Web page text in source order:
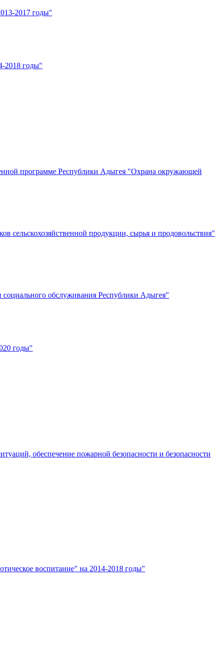
2017 годы"
2018 годы"
программе Республики Адыгея "Охрана окружающей
сельскохозяйственной продукции, сырья и продовольствия"
обслуживания Республики Адыгея"
годы"
обеспечение пожарной безопасности и безопасности
воспитание" на 2014-2018 годы"